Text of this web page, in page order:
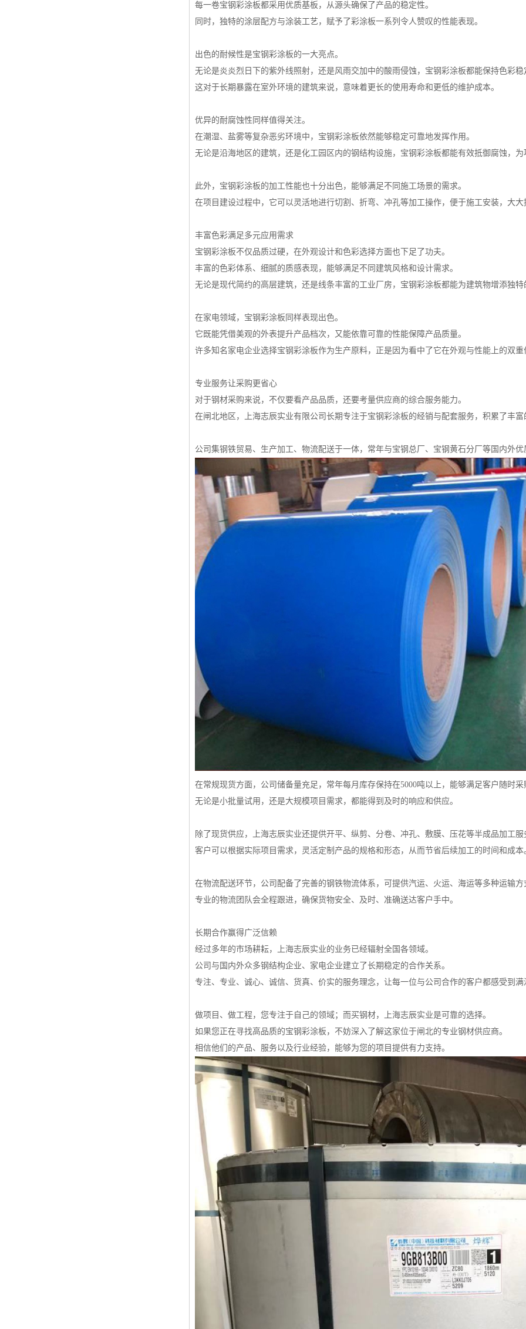
每一卷宝钢彩涂板都采用优质基板，从源头确保了产品的稳定性。
同时，独特的涂层配方与涂装工艺，赋予了彩涂板一系列令人赞叹的性能表现。
出色的耐候性是宝钢彩涂板的一大亮点。
无论是炎炎烈日下的紫外线照射，还是风雨交加中的酸雨侵蚀，宝钢彩涂板都能保持色彩
这对于长期暴露在室外环境的建筑来说，意味着更长的使用寿命和更低的维护成本。
优异的耐腐蚀性同样值得关注。
在潮湿、盐雾等复杂恶劣环境中，宝钢彩涂板依然能够稳定可靠地发挥作用。
无论是沿海地区的建筑，还是化工园区内的钢结构设施，宝钢彩涂板都能有效抵御腐蚀，
此外，宝钢彩涂板的加工性能也十分出色，能够满足不同施工场景的需求。
在项目建设过程中，它可以灵活地进行切割、折弯、冲孔等加工操作，便于施工安装，大
丰富色彩满足多元应用需求
宝钢彩涂板不仅品质过硬，在外观设计和色彩选择方面也下足了功夫。
丰富的色彩体系、细腻的质感表现，能够满足不同建筑风格和设计需求。
无论是现代简约的高层建筑，还是线条丰富的工业厂房，宝钢彩涂板都能为建筑物增添独特
在家电领域，宝钢彩涂板同样表现出色。
它既能凭借美观的外表提升产品档次，又能依靠可靠的性能保障产品质量。
许多知名家电企业选择宝钢彩涂板作为生产原料，正是因为看中了它在外观与性能上的双重
专业服务让采购更省心
对于钢材采购来说，不仅要看产品品质，还要考量供应商的综合服务能力。
在闸北地区，上海志辰实业有限公司长期专注于宝钢彩涂板的经销与配套服务，积累了丰
公司集钢铁贸易、生产加工、物流配送于一体，常年与宝钢总厂、宝钢黄石分厂等国内外
在常规现货方面，公司储备量充足，常年每月库存保持在5000吨以上，能够满足客户随时
无论是小批量试用，还是大规模项目需求，都能得到及时的响应和供应。
除了现货供应，上海志辰实业还提供开平、纵剪、分卷、冲孔、敷膜、压花等半成品加工服
客户可以根据实际项目需求，灵活定制产品的规格和形态，从而节省后续加工的时间和成本
在物流配送环节，公司配备了完善的钢铁物流体系，可提供汽运、火运、海运等多种运输方
专业的物流团队会全程跟进，确保货物安全、及时、准确送达客户手中。
长期合作赢得广泛信赖
经过多年的市场耕耘，上海志辰实业的业务已经辐射全国各领域。
公司与国内外众多钢结构企业、家电企业建立了长期稳定的合作关系。
专注、专业、诚心、诚信、货真、价实的服务理念，让每一位与公司合作的客户都感受到
做项目、做工程，您专注于自己的领域；而买钢材，上海志辰实业是可靠的选择。
如果您正在寻找高品质的宝钢彩涂板，不妨深入了解这家位于闸北的专业钢材供应商。
相信他们的产品、服务以及行业经验，能够为您的项目提供有力支持。